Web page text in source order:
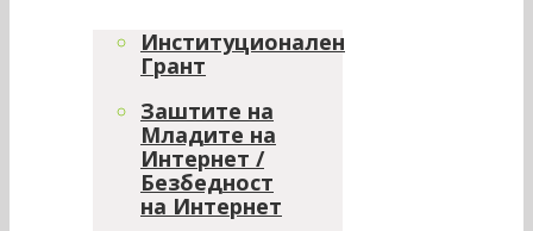
Институционален
Грант
Заштите на
Младите на
Интернет /
Безбедност
на Интернет